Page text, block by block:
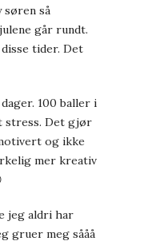
søren så
går rundt.
tider. Det
100 baller i
stress. Det gjør
og ikke
mer kreativ
jeg aldri har
meg sååå